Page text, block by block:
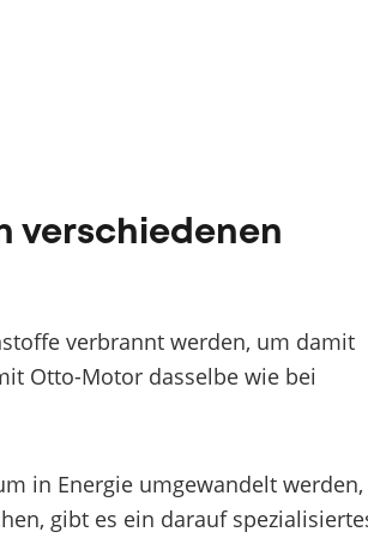
verschiedenen
verbrannt werden, um damit
Otto-Motor dasselbe wie bei
in Energie umgewandelt werden,
gibt es ein darauf